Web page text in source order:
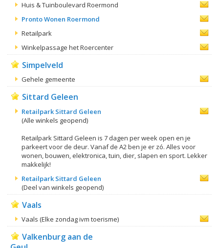
Huis & Tuinboulevard Roermond
Pronto Wonen Roermond
Retailpark
Winkelpassage het Roercenter
Simpelveld
Gehele gemeente
Sittard Geleen
Retailpark Sittard Geleen
(Alle winkels geopend)
Retailpark Sittard Geleen is 7 dagen per week open en je
parkeert voor de deur. Vanaf de A2 ben je er zó. Alles voor
wonen, bouwen, elektronica, tuin, dier, slapen en sport. Lekker
makkelijk!
Retailpark Sittard Geleen
(Deel van winkels geopend)
Vaals
Vaals (Elke zondag ivm toerisme)
Valkenburg aan de